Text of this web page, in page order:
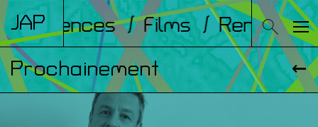
JAP / Films /
Prochainement